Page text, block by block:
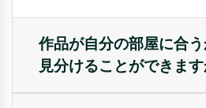
作品が自分の部屋に合
見分けることができます